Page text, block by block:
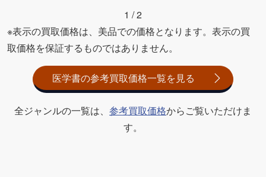
1 /2
※表示の買取価格は、美品での価格となります。表示の買
取価格を保証するものではありません。
医学書の参考買取価格一覧を見る
全ジャンルの一覧は、 参考買取価格からご覧いただけま
す。